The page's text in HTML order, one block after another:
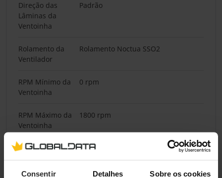
Consentir Detalhes Sobre os cookies
Direção das
Lâminas da
Ventoinha
Padrão
Rolamento da
Ventilador
Rolamento Noctua SSO2
RPM Mínimo da
Ventoinha
0 rpm
RPM Máximo da
Ventoinha
1800 rpm
Fluxo de Ar
Ventoinha
63,15 cfm